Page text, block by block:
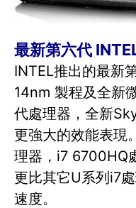
最新第六代
INTEL推出的最新
14nm 製程及全新
代處理器，全新
更強大的效能表現
理器，i7 6700HQ
更比其它U系列i7
速度。